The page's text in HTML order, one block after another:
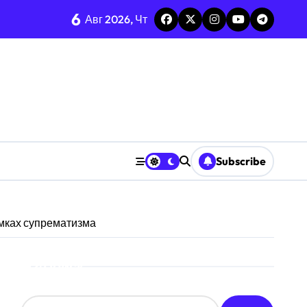
анализа вирусов
среде
6 Авг 2026, Чт
Subscribe
супрематизма